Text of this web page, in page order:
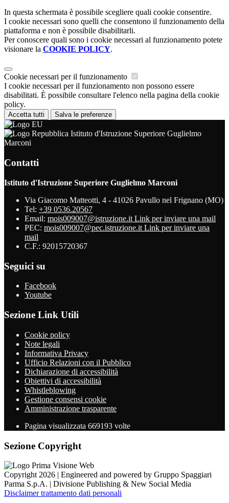
In questa schermata è possibile scegliere quali cookie consentire.
I cookie necessari sono quelli che consentono il funzionamento della
piattaforma e non è possibile disabilitarli.
Per conoscere quali sono i cookie necessari al funzionamento potete
visionare la COOKIE POLICY.
Cookie necessari per il funzionamento
I cookie necessari per il funzionamento non possono essere
disabilitati. È possibile consultare l'elenco nella pagina della cookie
policy.
Accetta tutti Salva le preferenze
Istituto d'Istruzione Superiore Guglielmo
Marconi
Contatti
Istituto d'Istruzione Superiore Guglielmo Marconi
Via Giacomo Matteotti, 4 - 41026 Pavullo nel Frignano (MO)
Tel: +39 0536.20567
Email: mois009007@istruzione.it Link per inviare una mail
PEC: mois009007@pec.istruzione.it Link per inviare una
mail
C.F.: 92015720367
Seguici su
Facebook
Youtube
Sezione Link Utili
Cookie policy
Note legali
Informativa Privacy
Ufficio Relazioni con il Pubblico
Dichiarazione di accessibilità
Obiettivi di accessibilità
Whistleblowing
Gestione consensi cookie
Amministrazione trasparente
Pagina visualizzata 669193 volte
Sezione Copyright
Copyright 2026 | Engineered and powered by Gruppo Spaggiari
Parma S.p.A. | Divisione Publishing & New Social Media
Disclaimer trattamento dati personali